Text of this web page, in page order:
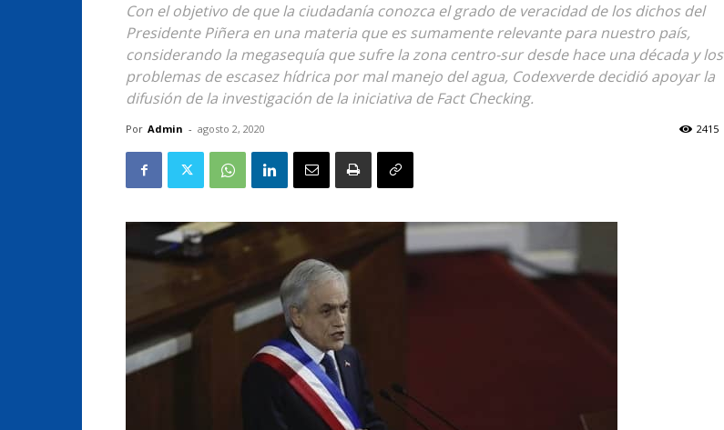
Con el objetivo de que la ciudadanía conozca el grado de veracidad de los dichos del
Presidente Piñera en una materia que es sumamente relevante para nuestro país,
considerando la megasequía que sufre la zona centro-sur desde hace una década y los
problemas de escasez hídrica por mal manejo del agua, Codexverde decidió apoyar la
difusión de la investigación de la iniciativa de Fact Checking.
Por Admin - agosto 2, 2020 2415